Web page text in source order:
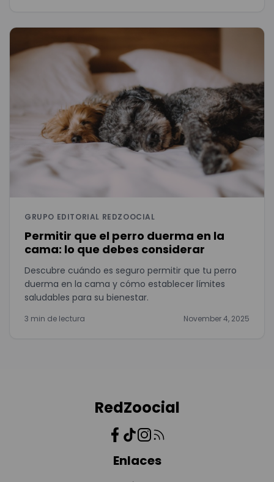
GRUPO EDITORIAL REDZOOCIAL
Permitir que el perro duerma en la
cama: lo que debes considerar
Descubre cuándo es seguro permitir que tu perro
duerma en la cama y cómo establecer límites
saludables para su bienestar.
3 min de lectura November 4, 2025
RedZoocial
Enlaces